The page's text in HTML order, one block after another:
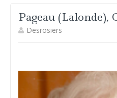
Pageau (Lalonde),
Desrosiers